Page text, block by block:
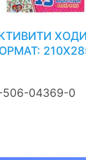
506-04369-0